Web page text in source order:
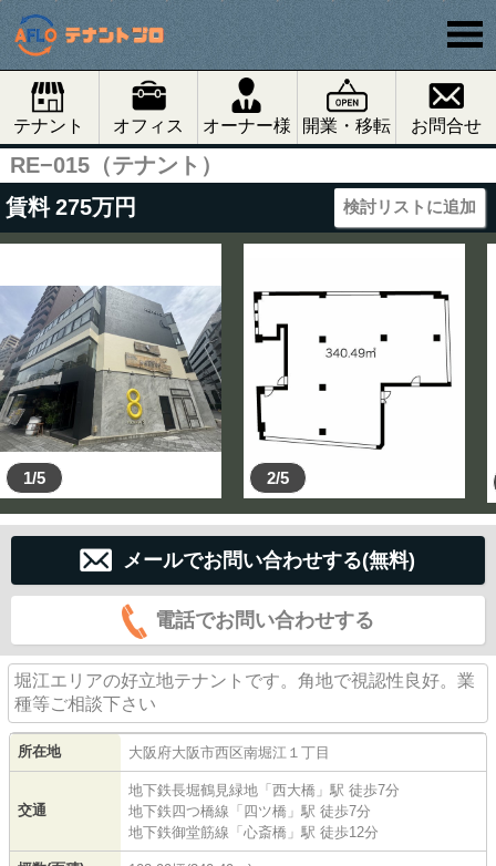
テナント オフィス オーナー様 開業・移転 お問合せ
RE−015（テナント）
賃料 275万円 検討リストに追加
1/5 2/5
メールでお問い合わせする(無料)
電話でお問い合わせする
堀江エリアの好立地テナントです。角地で視認性良好。業
種等ご相談下さい
所在地 大阪府大阪市西区南堀江 １丁目
交通
地下鉄長堀鶴見緑地 「西大橋 」駅 徒歩7分
地下鉄四つ橋線 「四ツ橋 」駅 徒歩7分
地下鉄御堂筋線 「心斎橋 」駅 徒歩12分